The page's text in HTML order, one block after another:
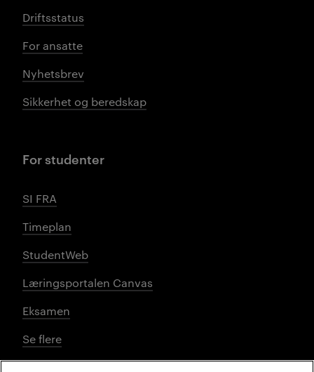
Driftsstatus
For ansatte
Nyhetsbrev
Sikkerhet og beredskap
For studenter
SI FRA
Timeplan
StudentWeb
Læringsportalen Canvas
Eksamen
Se flere